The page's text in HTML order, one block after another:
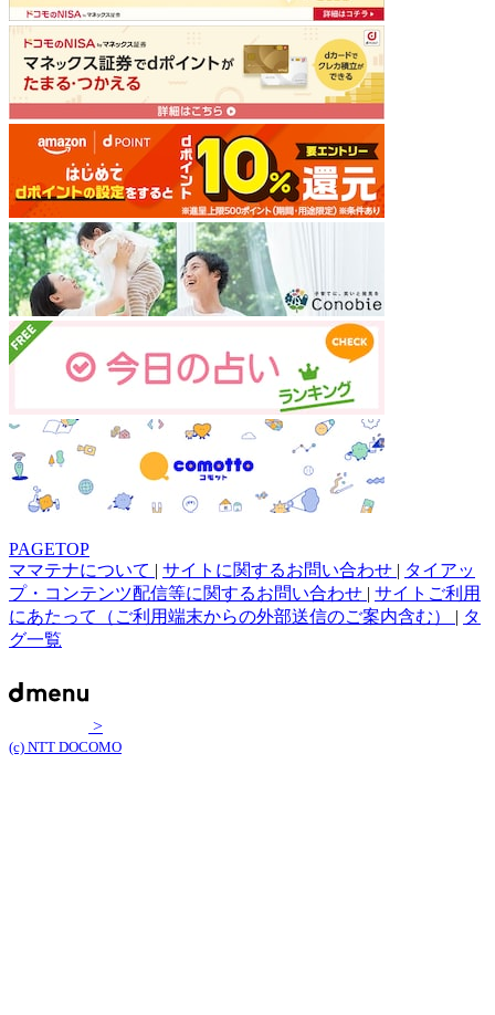
PAGETOP
ママテナについて | サイトに関するお問い合わせ | タイアッ
プ・コンテンツ配信等に関するお問い合わせ | サイトご利用
にあたって（ご利用端末からの外部送信のご案内含む） | タ
グ一覧
>
(c) NTT DOCOMO